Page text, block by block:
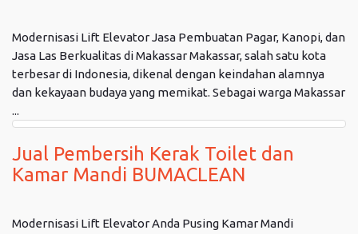
Modernisasi Lift Elevator Jasa Pembuatan Pagar, Kanopi, dan
Jasa Las Berkualitas di Makassar Makassar, salah satu kota
terbesar di Indonesia, dikenal dengan keindahan alamnya
dan kekayaan budaya yang memikat. Sebagai warga Makassar
...
Jual Pembersih Kerak Toilet dan
Kamar Mandi BUMACLEAN
Modernisasi Lift Elevator Anda Pusing Kamar Mandi